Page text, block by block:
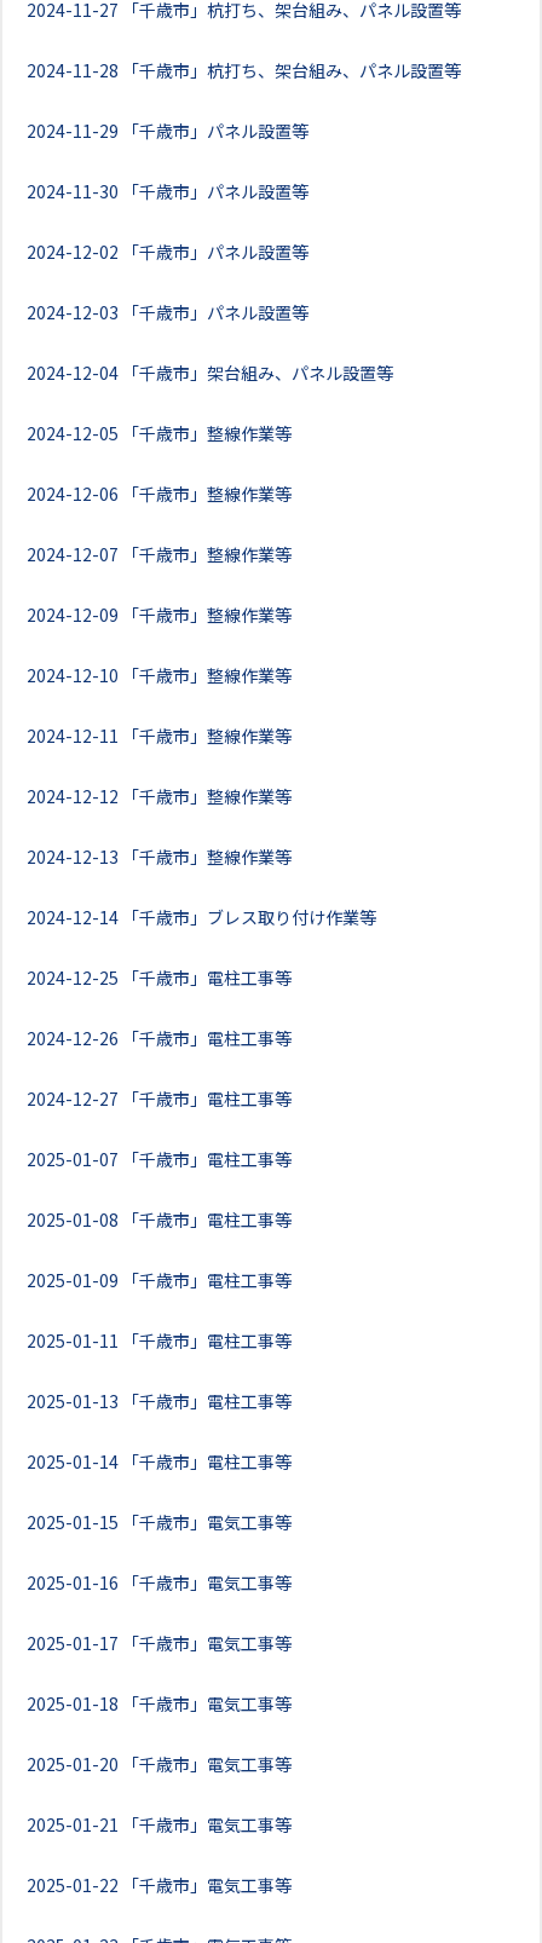
2024-11-27 「千歳市」杭打ち、架台組み、パネル設置等
2024-11-28 「千歳市」杭打ち、架台組み、パネル設置等
2024-11-29 「千歳市」パネル設置等
2024-11-30 「千歳市」パネル設置等
2024-12-02 「千歳市」パネル設置等
2024-12-03 「千歳市」パネル設置等
2024-12-04 「千歳市」架台組み、パネル設置等
2024-12-05 「千歳市」整線作業等
2024-12-06 「千歳市」整線作業等
2024-12-07 「千歳市」整線作業等
2024-12-09 「千歳市」整線作業等
2024-12-10 「千歳市」整線作業等
2024-12-11 「千歳市」整線作業等
2024-12-12 「千歳市」整線作業等
2024-12-13 「千歳市」整線作業等
2024-12-14 「千歳市」ブレス取り付け作業等
2024-12-25 「千歳市」電柱工事等
2024-12-26 「千歳市」電柱工事等
2024-12-27 「千歳市」電柱工事等
2025-01-07 「千歳市」電柱工事等
2025-01-08 「千歳市」電柱工事等
2025-01-09 「千歳市」電柱工事等
2025-01-11 「千歳市」電柱工事等
2025-01-13 「千歳市」電柱工事等
2025-01-14 「千歳市」電柱工事等
2025-01-15 「千歳市」電気工事等
2025-01-16 「千歳市」電気工事等
2025-01-17 「千歳市」電気工事等
2025-01-18 「千歳市」電気工事等
2025-01-20 「千歳市」電気工事等
2025-01-21 「千歳市」電気工事等
2025-01-22 「千歳市」電気工事等